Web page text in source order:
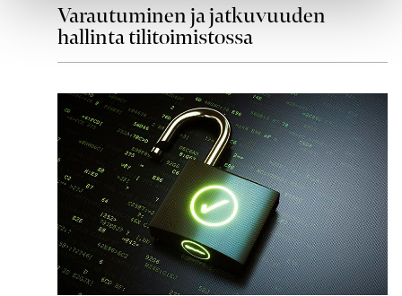
Varautuminen ja jatkuvuuden
hallinta tilitoimistossa